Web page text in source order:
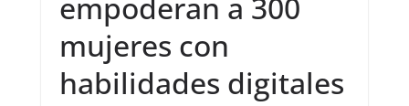
empoderan a 300
mujeres con
habilidades digitales